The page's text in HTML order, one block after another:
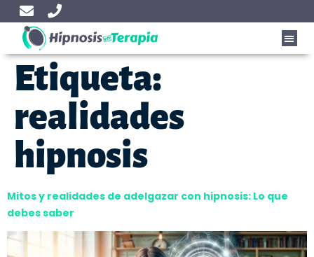
Etiqueta:
realidades
hipnosis
Mitos y realidades de adelgazar con hipnosis: Lo que
debes saber